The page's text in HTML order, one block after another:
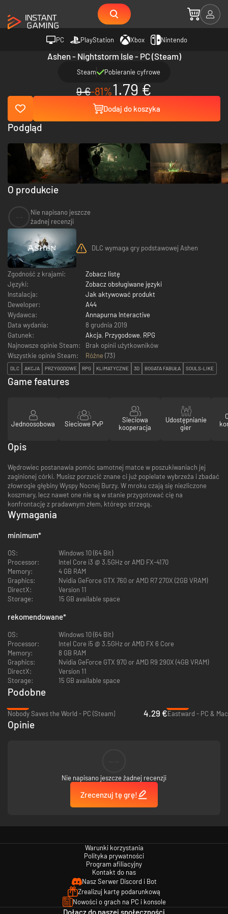
PC PlayStation Xbox Nintendo
Ashen - Nightstorm Isle - PC (Steam)
Steam Pobieranie cyfrowe
9 €-81%1.79 €
Dodaj do koszyka
O produkcie
Nie napisano jeszcze
żadnej recenzji
DLC wymaga gry podstawowej Ashen
Zgodność z krajami:
Zobacz listę
Języki:
Zobacz obsługiwane języki
Instalacja:
Jak aktywować produkt
Deweloper:
A44
Wydawca:
Annapurna Interactive
Data wydania:
8 grudnia 2019
Gatunek:
Akcja, Przygodowe, RPG
Najnowsze opinie Steam:
Brak opinii użytkowników
Wszystkie opinie Steam:
Różne (73)
DLC AKCJA PRZYGODOWE RPG KLIMATYCZNE 3D BOGATA FABUŁA SOULS-LIKE
Podgląd
Game features
Jednoosobowa Sieciowe PvP
Sieciowa
kooperacja
Udostępnianie
gier
Opis
Wędrowiec postanawia pomóc samotnej matce w poszukiwaniach jej
zaginionej córki. Musisz porzucić znane ci już popielate wybrzeża i zbadać
złowrogie głębiny Wyspy Nocnej Burzy. W mroku czają się niezliczone
koszmary, lecz nawet one nie są w stanie przygotować cię na
konfrontację z pradawnym złem, którego strzegą.
Wymagania
minimum*
OS:
Windows 10 (64 Bit)
Processor:
Intel Core i3 @ 3.5GHz or AMD FX-4170
Memory:
4 GB RAM
Graphics:
Nvidia GeForce GTX 760 or AMD R7 270X (2GB VRAM)
DirectX:
Version 11
Storage:
15 GB available space
rekomendowane*
OS:
Windows 10 (64 Bit)
Processor:
Intel Core i5 @ 3.5GHz or AMD FX 6 Core
Memory:
8 GB RAM
Graphics:
Nvidia GeForce GTX 970 or AMD R9 290X (4GB VRAM)
DirectX:
Version 11
Storage:
15 GB available space
Podobne
Nobody Saves the World - PC (Steam)
4.29 €Eastward - PC &
Opinie
Nie napisano jeszcze żadnej recenzji
Zrecenzuj tę grę!
Warunki korzystania
Polityka prywatności
Program afiliacyjny
Kontakt do nas
Nasz Serwer Discord i Bot
Zrealizuj kartę podarunkową
Nowości o grach na PC i konsole
Dołącz do naszej społeczności